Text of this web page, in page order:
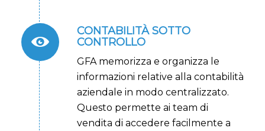
CONTABILITÀ SOTTO
CONTROLLO
GFA memorizza e organizza le
informazioni relative alla contabilità
aziendale in modo centralizzato.
Questo permette ai team di
vendita di accedere facilmente a